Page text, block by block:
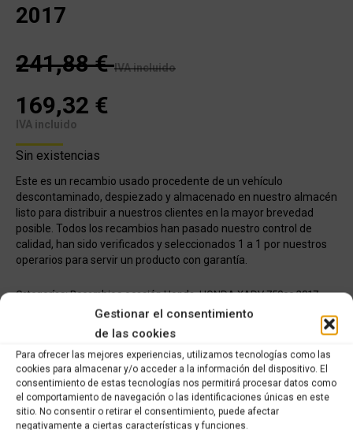
Gestionar el consentimiento
de las cookies
Para ofrecer las mejores experiencias, utilizamos tecnologías como las
cookies para almacenar y/o acceder a la información del dispositivo. El
consentimiento de estas tecnologías nos permitirá procesar datos como
el comportamiento de navegación o las identificaciones únicas en este
sitio. No consentir o retirar el consentimiento, puede afectar
negativamente a ciertas características y funciones.
2017
241,88€ IVA incluido
169,32 €
IVA incluido
Sin existencias
Este es un recambio usado procedente de un vehículo
descontaminado, despiezado y almacenado en nuestro almacén
listo para distribuir a nuestros clientes en la mayor brevedad
posible. Todos los recambios han pasado nuestro control de
calidad, han sido verificados y seleccionados 1 a 1 por nuestros
operarios para servir un producto con garantía.
Categorías:Recambios ocasión Honda,HONDA XADV 750cc 2017
Share this product
Share
on
X
Share
on
Facebook
Share
on
Pinterest
Share
on
LinkedIn